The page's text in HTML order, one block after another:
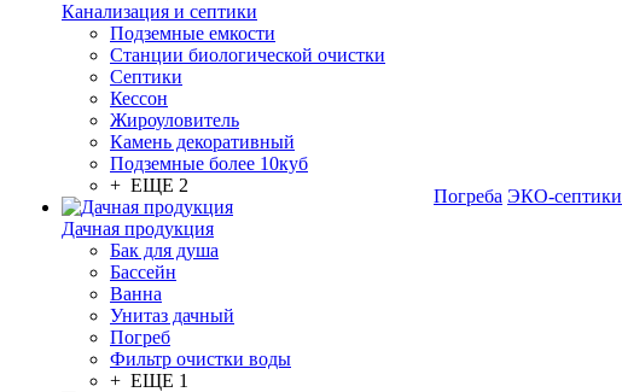
Канализация и септики
Подземные емкости
Станции биологической очистки
Септики
Кессон
Жироуловитель
Камень декоративный
Подземные более 10куб
+ ЕЩЕ 2
Дачная продукция
Бак для душа
Бассейн
Ванна
Унитаз дачный
Погреб
Фильтр очистки воды
+ ЕЩЕ 1
Погреба ЭКО-септики